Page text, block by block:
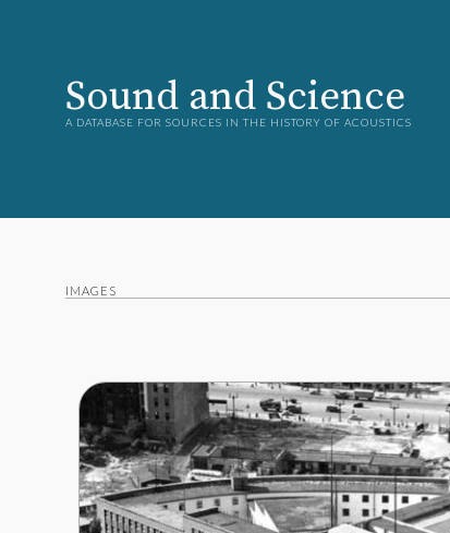
Sound and Science
A DATABASE FOR SOURCES IN THE HISTORY OF ACOUSTICS
IMAGES